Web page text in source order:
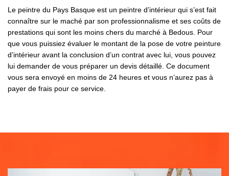
Le peintre du Pays Basque est un peintre d’intérieur qui s’est fait
connaître sur le maché par son professionnalisme et ses coûts de
prestations qui sont les moins chers du marché à Bedous. Pour
que vous puissiez évaluer le montant de la pose de votre peinture
d’intérieur avant la conclusion d’un contrat avec lui, vous pouvez
lui demander de vous préparer un devis détaillé. Ce document
vous sera envoyé en moins de 24 heures et vous n’aurez pas à
payer de frais pour ce service.